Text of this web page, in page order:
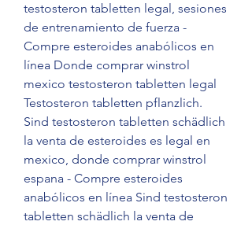
testosteron tabletten legal, sesiones
de entrenamiento de fuerza -
Compre esteroides anabólicos en
línea Donde comprar winstrol
mexico testosteron tabletten legal
Testosteron tabletten pflanzlich.
Sind testosteron tabletten schädlich
la venta de esteroides es legal en
mexico, donde comprar winstrol
espana - Compre esteroides
anabólicos en línea Sind testosteron
tabletten schädlich la venta de